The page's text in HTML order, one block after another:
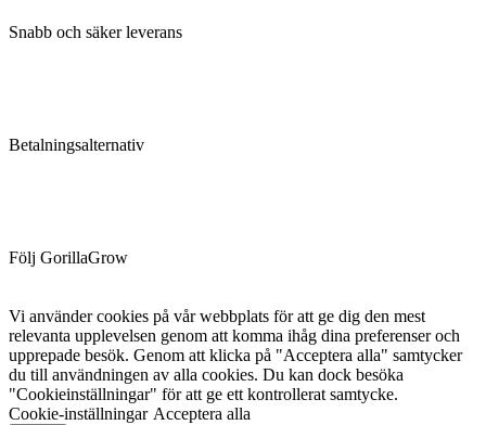
Snabb och säker leverans
Betalningsalternativ
Följ GorillaGrow
Vi använder cookies på vår webbplats för att ge dig den mest
relevanta upplevelsen genom att komma ihåg dina preferenser och
upprepade besök. Genom att klicka på "Acceptera alla" samtycker
du till användningen av alla cookies. Du kan dock besöka
"Cookieinställningar" för att ge ett kontrollerat samtycke.
Cookie-inställningar Acceptera alla